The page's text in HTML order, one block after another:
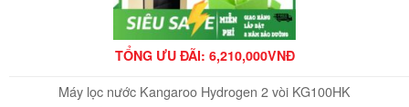
TỔNG ƯU ĐÃI: 6,210,000VNĐ
Máy lọc nước Kangaroo Hydrogen 2 vòi KG100HK